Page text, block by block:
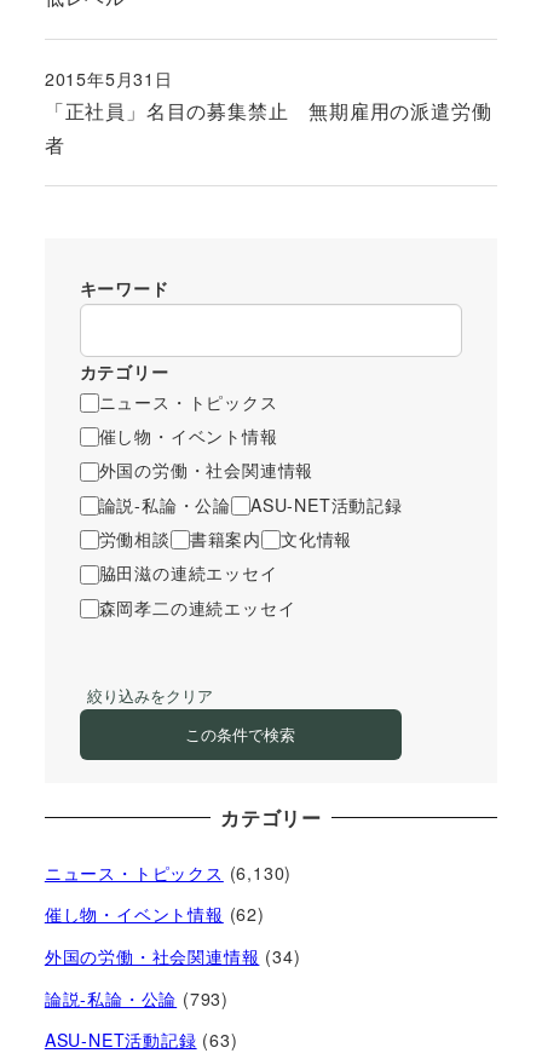
「正社員」名目の募集禁止 無期雇用の派遣労働
者
投稿日
2015年5月31日
キーワード
カテゴリー
ニュース・トピックス
催し物・イベント情報
外国の労働・社会関連情報
論説-私論・公論
ASU-NET活動記録
労働相談
書籍案内
文化情報
脇田滋の連続エッセイ
森岡孝二の連続エッセイ
絞り込みをクリア
この条件で検索
カテゴリー
ニュース・トピックス (6,130)
催し物・イベント情報 (62)
外国の労働・社会関連情報 (34)
論説-私論・公論 (793)
ASU-NET活動記録 (63)